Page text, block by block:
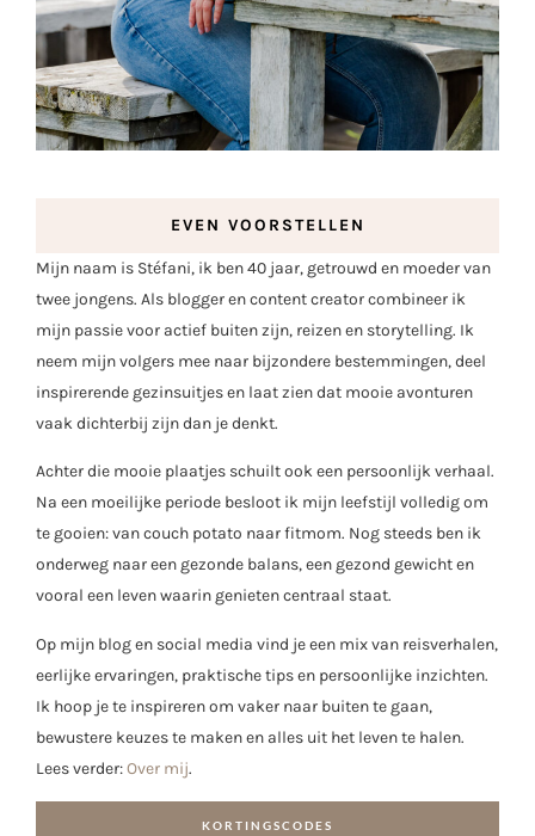
EVEN VOORSTELLEN
Mijn naam is Stéfani, ik ben 40 jaar, getrouwd en moeder van
twee jongens. Als blogger en content creator combineer ik
mijn passie voor actief buiten zijn, reizen en storytelling. Ik
neem mijn volgers mee naar bijzondere bestemmingen, deel
inspirerende gezinsuitjes en laat zien dat mooie avonturen
vaak dichterbij zijn dan je denkt.
Achter die mooie plaatjes schuilt ook een persoonlijk verhaal.
Na een moeilijke periode besloot ik mijn leefstijl volledig om
te gooien: van couch potato naar fitmom. Nog steeds ben ik
onderweg naar een gezonde balans, een gezond gewicht en
vooral een leven waarin genieten centraal staat.
Op mijn blog en social media vind je een mix van reisverhalen,
eerlijke ervaringen, praktische tips en persoonlijke inzichten.
Ik hoop je te inspireren om vaker naar buiten te gaan,
bewustere keuzes te maken en alles uit het leven te halen.
Lees verder:Over mij.
KORTINGSCODES